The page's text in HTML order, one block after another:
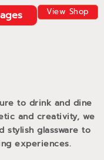
View Shop
to drink and dine
and creativity, we
stylish glassware to
experiences.